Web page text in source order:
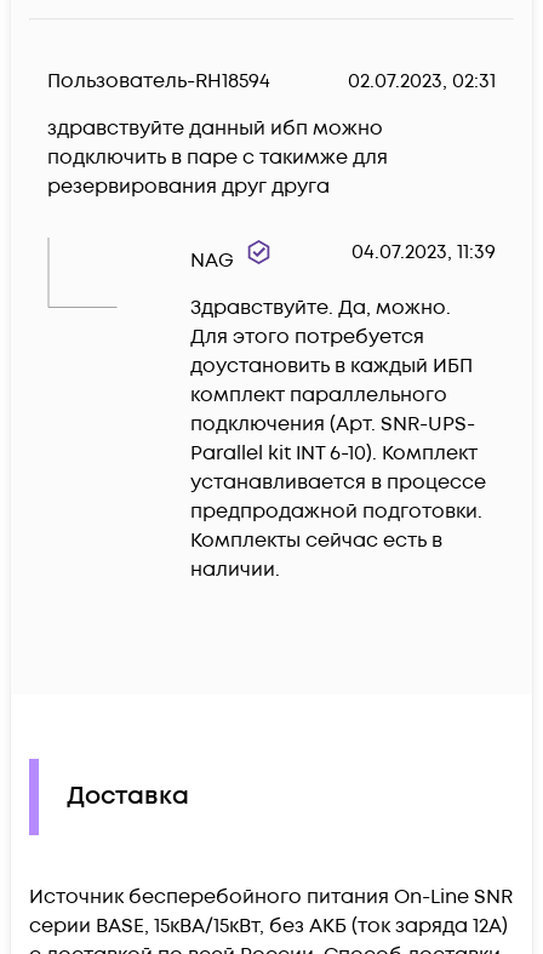
Пользователь-RH18594
02.07.2023, 02:31
здравствуйте данный ибп можно
подключить в паре с такимже для
NAG 04.07.2023, 11:39
Здравствуйте. Да, можно.
Для этого потребуется
доустановить в каждый ИБП
комплект параллельного
подключения (Арт. SNR-UPS-
Parallel kit INT 6-10). Комплект
устанавливается в процессе
предпродажной подготовки.
Комплекты сейчас есть в
наличии.
Доставка
Источник бесперебойного питания On-Line SNR
серии BASE, 15кВА/15кВт, без АКБ (ток заряда 12А)